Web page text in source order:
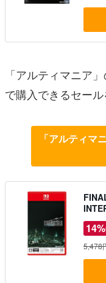
「アルティマニア
で購入できるセール
「アルティマ
5,478